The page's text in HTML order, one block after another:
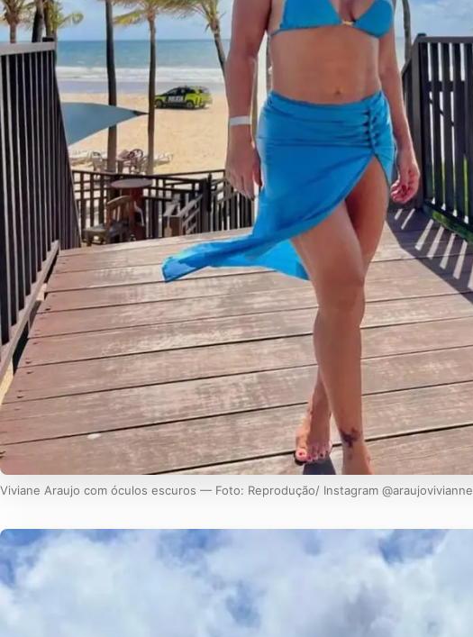
Viviane Araujo com óculos escuros — Foto: Reprodução/ Instagram @araujovivianne